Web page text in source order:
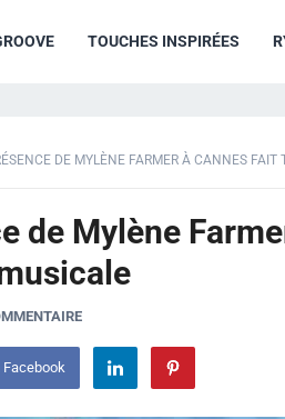
TOUCHES INSPIRÉES
DE MYLÈNE FARMER À CANNES FAIT
de Mylène
Facebook